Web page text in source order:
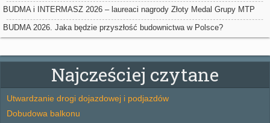
BUDMA i INTERMASZ 2026 – laureaci nagrody Złoty Medal Grupy MTP
BUDMA 2026. Jaka będzie przyszłość budownictwa w Polsce?
Najcześciej czytane
Utwardzanie drogi dojazdowej i podjazdów
Dobudowa balkonu